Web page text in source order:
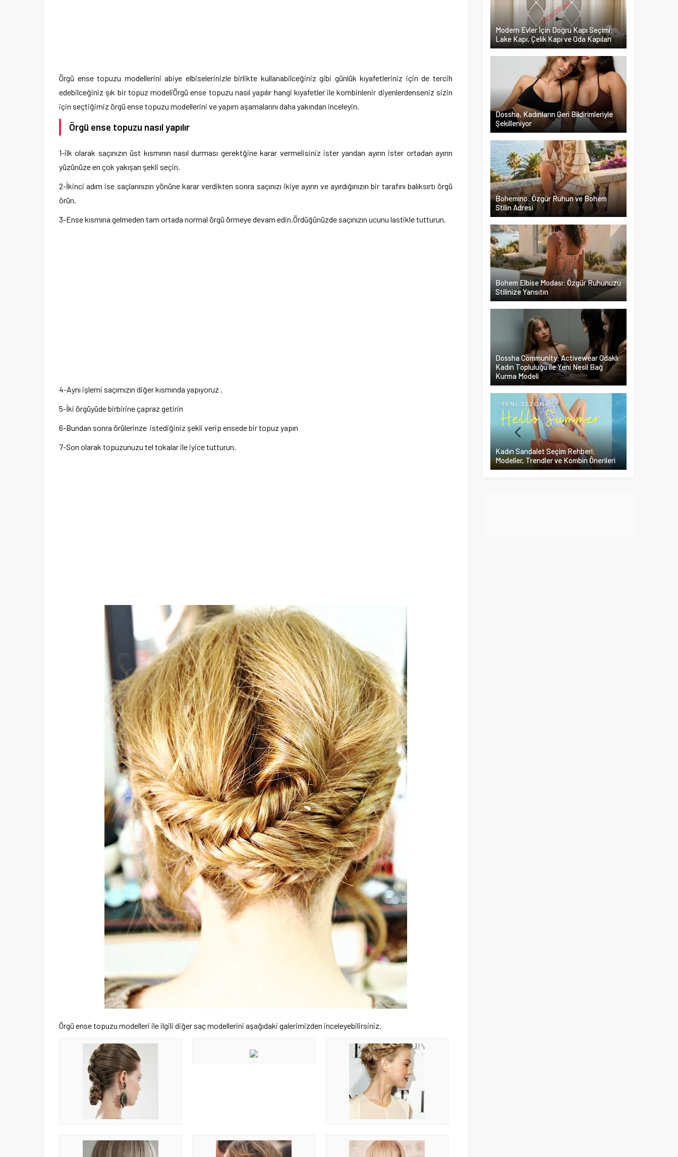
Örgü ense topuzu modellerini abiye elbiselerinizle birlikte kullanabilceğiniz gibi günlük kıyafetleriniz için de tercih
edebilceğiniz şık bir topuz modeliÖrgü ense topuzu nasıl yapılır hangi kıyafetler ile kombinlenir diyenlerdenseniz sizin
için seçtiğimiz örgü ense topuzu modellerini ve yapım aşamalarını daha yakından inceleyin.
Örgü ense topuzu nasıl yapılır
1-ilk olarak saçınızın üst kısmının nasıl durması gerektğine karar vermelisiniz ister yandan ayırın ister ortadan ayırın
yüzünüze en çok yakışan şekli seçin.
2-İkinci adım ise saçlarınızın yönüne karar verdikten sonra saçınızı ikiye ayırın ve ayırdığınızın bir tarafını balıksırtı örgü
örün.
3-Ense kısmına gelmeden tam ortada normal örgü örmeye devam edin.Ördüğünüzde saçınızın ucunu lastikle tutturun.
4-Aynı işlemi saçımızın diğer kısmında yapıyoruz .
5-İki örgüyüde birbirine çapraz getirin
6-Bundan sonra örülerinze istediğiniz şekli verip ensede bir topuz yapın
7-Son olarak topuzunuzu tel tokalar ile iyice tutturun.
Örgü ense topuzu modelleri ile ilgili diğer saç modellerini aşağıdaki galerimizden inceleyebilirsiniz.
Modern Evler İçin Doğru Kapı Seçimi:
Lake Kapı, Çelik Kapı ve Oda Kapıları
Dossha, Kadınların Geri Bildirimleriyle
Şekilleniyor
Bohemino: Özgür Ruhun ve Bohem
Stilin Adresi
Bohem Elbise Modası: Özgür Ruhunuzu
Stilinize Yansıtın
Dossha Community: Activewear Odaklı
Kadın Topluluğu ile Yeni Nesil Bağ
Kurma Modeli
Kadın Sandalet Seçim Rehberi:
Modeller, Trendler ve Kombin Önerileri